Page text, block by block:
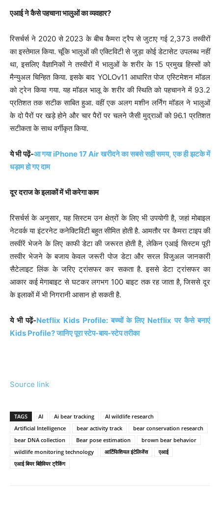
एआई ने कैसे पहचाना भालुओं का व्यवहार?
रिसर्चर्स ने 2020 से 2023 के बीच कैमरा ट्रैप से जुटाए गई 2,373 तस्वीरों
का इस्तेमाल किया. चूंकि भालुओं की एक्टिविटी से जुड़ा कोई डेटासेट उपलब्ध नहीं
था, इसलिए वैज्ञानिकों ने तस्वीरों में भालुओं के शरीर के 15 प्रमुख हिस्सों को
मैन्युअल चिन्हित किया. इसके बाद YOLOv11 आधारित पोज एस्टिमेशन मॉडल
को ट्रेन किया गया. यह मॉडल भालू के शरीर की स्थिति को पहचानने में 93.2
प्रतिशत तक सटीक साबित हुआ. वहीं एक अलग मशीन लर्निंग मॉडल ने भालुओं
के दो पैरों पर खड़े होने और चार पैरों पर चलने जैसी मुद्राओं को 96.1 प्रतिशत
सटीकता के साथ वर्गीकृत किया.
ये भी पढ़ें-आ गया iPhone 17 Air खरीदने का सबसे सही समय, एक ही झटके में
धड़ाम हो गए दाम
दूर दराज के इलाकों में भी करेगा काम
रिसर्चर्स के अनुसार, यह सिस्टम उन क्षेत्रों के लिए भी उपयोगी है, जहां मोबाइल
नेटवर्क या इंटरनेट कनेक्टिविटी बहुत सीमित होती है. आमतौर पर कैमरा टाइप की
तस्वीरें भेजने के लिए काफी डेटा की जरूरत होती है, लेकिन एआई सिस्टम पूरी
तस्वीर भेजने के बजाय केवल जरूरी पोज डेटा और सरल विजुअल जानकारी
सैटेलाइट लिंक के जरिए ट्रांसफर कर सकता है. इससे डेटा ट्रांसफर का
आकार कई मेगाबाइट से घटकर लगभग 100 बाइट तक रह जाता है, जिससे दूर
के इलाकों में भी निगरानी आसान हो सकती है.
ये भी पढ़ें-Netflix Kids Profile: बच्चों के लिए Netflix पर कैसे बनाएं
Kids Profile? जानिए पूरा स्टेप-बाय-स्टेप तरीका
Source link
TAGS AI Ai bear tracking
AI wildlife research
Artificial Intelligence
bear activity track
bear conservation research
bear DNA collection
Bear pose estimation
brown bear behavior
wildlife monitoring technology
आर्टिफिशियल इंटेलिजेंस
एआई
एआई बियर बिहैवियर ट्रैकिंग